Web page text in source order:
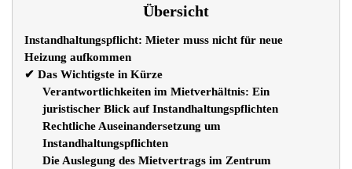
Übersicht
Instandhaltungspflicht: Mieter muss nicht für neue
Heizung aufkommen
✔ Das Wichtigste in Kürze
Verantwortlichkeiten im Mietverhältnis: Ein
juristischer Blick auf Instandhaltungspflichten
Rechtliche Auseinandersetzung um
Instandhaltungspflichten
Die Auslegung des Mietvertrags im Zentrum